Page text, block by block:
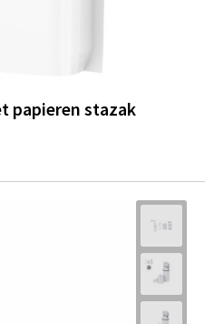
papieren stazak